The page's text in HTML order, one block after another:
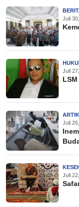
Juli
Juli
Juli
Juli